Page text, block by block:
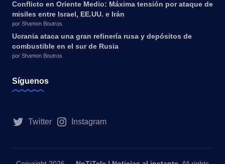
Conflicto en Oriente Medio: Máxima tensión por ataque de
misiles entre Israel, EE.UU. e Irán
por Shamon Boutros
Ucrania ataca una gran refinería rusa y depósitos de
combustible en el sur de Rusia
por Shamon Boutros
Síguenos
Twitter Instagram